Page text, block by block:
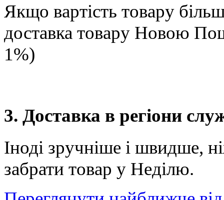
Якщо вартість товару
доставка товару Новою
1%)
3. Доставка в регіони
Іноді зручніше і швидше,
забрати товар у Неділю.